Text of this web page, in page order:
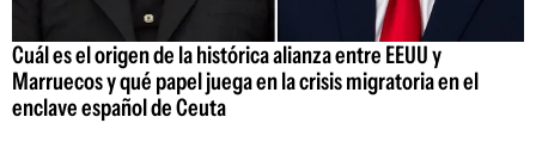
Cuál es el origen de la histórica alianza entre EEUU y
Marruecos y qué papel juega en la crisis migratoria en el
enclave español de Ceuta